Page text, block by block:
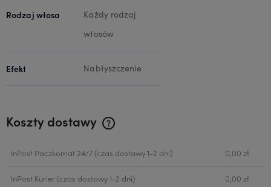
Rodzaj włosa
Każdy rodzaj
włosów
Efekt Nabłyszczenie
Koszty dostawy
Cena nie zawiera ewentualnych kosztów płatności
InPost Paczkomat 24/7(czas dostawy 1-2 dni) 0,00 zł
InPost Kurier(czas dostawy 1-2 dni) 0,00 zł